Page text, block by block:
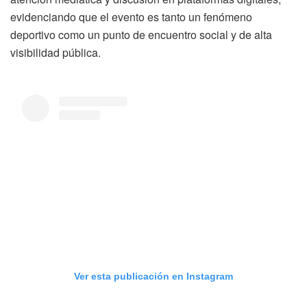
evidenciando que el evento es tanto un fenómeno
deportivo como un punto de encuentro social y de alta
visibilidad pública.
Ver esta publicación en Instagram